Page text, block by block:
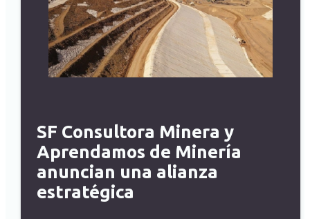
SF Consultora Minera y
Aprendamos de Minería
anuncian una alianza
estratégica